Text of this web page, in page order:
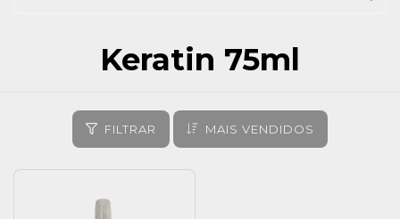
Keratin 75ml
FILTRAR MAIS VENDIDOS